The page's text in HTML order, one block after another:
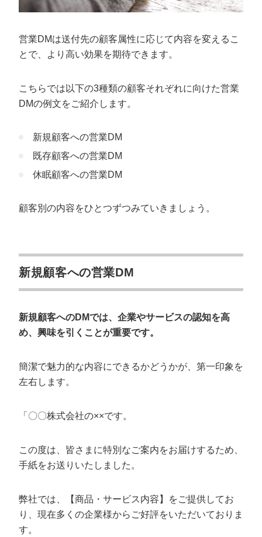
営業DMは送付先の顧客属性に応じて内容を変えるこ
とで、より高い効果を期待できます。
こちらでは以下の3種類の顧客それぞれに向けた営業
DMの例文をご紹介します。
新規顧客への営業DM
既存顧客への営業DM
休眠顧客への営業DM
顧客別の内容をひとつずつみていきましょう。
新規顧客への営業DM
新規顧客へのDMでは、企業やサービスの認知を高
め、興味を引くことが重要です。
簡潔で魅力的な内容にできるかどうかが、第一印象を
左右します。
「〇〇株式会社の××です。
この度は、皆さまに特別なご案内をお届けするため、
手紙をお送りいたしました。
弊社では、【商品・サービス内容】をご提供してお
り、現在多くの企業様からご好評をいただいておりま
す。